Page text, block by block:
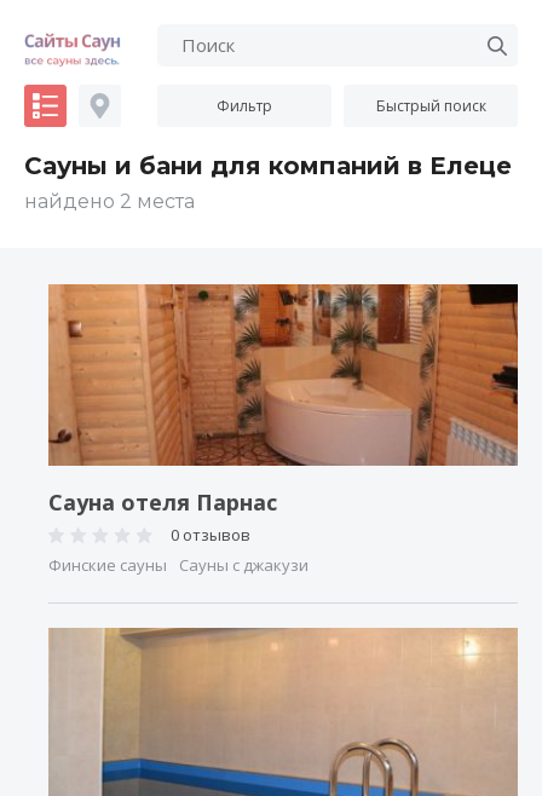
Фильтр Быстрый поиск
Сауны и бани для компаний в Елеце
найдено 2 места
Сауна отеля Парнас
0 отзывов
Финские сауны
Сауны с джакузи